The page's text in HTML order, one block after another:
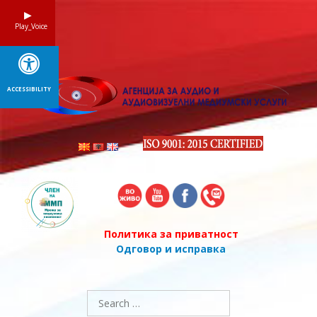
Политика за приватност
Одговор и исправка
Search
for:
Play_Voice
ACCESSIBILITY